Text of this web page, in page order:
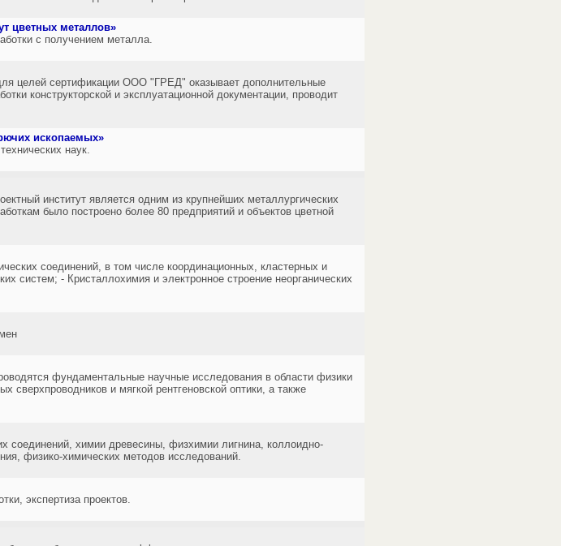
цветных металлов»
с получением металла.
целей сертификации ООО "ГРЕД" оказывает дополнительные
конструкторской и эксплуатационной документации, проводит
ископаемых»
наук.
институт является одним из крупнейших металлургических
было построено более 80 предприятий и объектов цветной
соединений, в том числе координационных, кластерных и
систем; - Кристаллохимия и электронное строение неорганических
фундаментальные научные исследования в области физики
сверхпроводников и мягкой рентгеновской оптики, а также
соединений, химии древесины, физхимии лигнина, коллоидно-
физико-химических методов исследований.
экспертиза проектов.